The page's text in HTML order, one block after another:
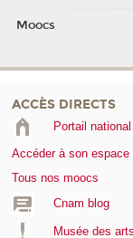
Moocs
ACCÈS DIRECTS
Portail national
Accéder à son
Tous nos moocs
Cnam blog
Musée des